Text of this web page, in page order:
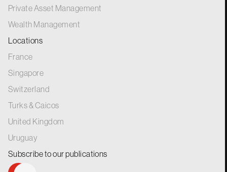
Private Asset Management
Wealth Management
Locations
France
Singapore
Switzerland
Turks & Caicos
United Kingdom
Uruguay
Subscribe to ourpublications